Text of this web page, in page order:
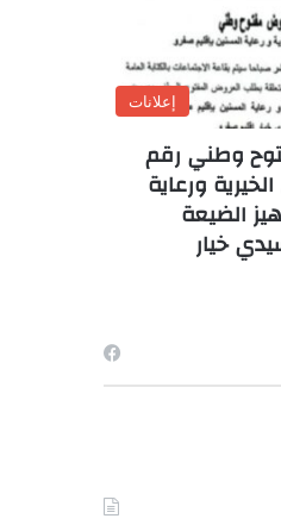
إعلانات
وطني رقم
الخيرية ورعاية
الضيعة
خيار